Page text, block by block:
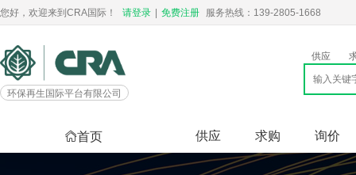
您好，欢迎来到CRA国际！ 请登录 免费注册 服务热线：139-2805-1668
环保再生国际平台有限公司
供应
首页 供应 求购 询价